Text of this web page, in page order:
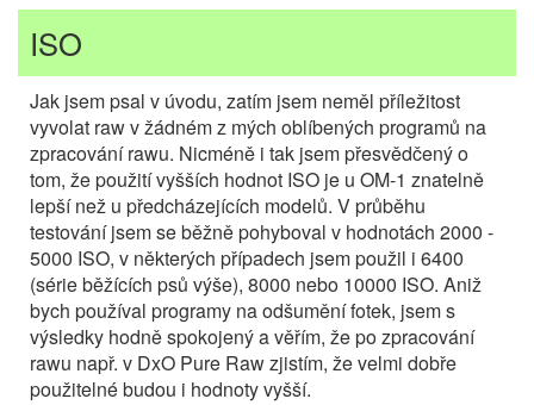
ISO
Jak jsem psal v úvodu, zatím jsem neměl příležitost
vyvolat raw v žádném z mých oblíbených programů na
zpracování rawu. Nicméně i tak jsem přesvědčený o
tom, že použití vyšších hodnot ISO je u OM-1 znatelně
lepší než u předcházejících modelů. V průběhu
testování jsem se běžně pohyboval v hodnotách 2000 -
5000 ISO, v některých případech jsem použil i 6400
(série běžících psů výše), 8000 nebo 10000 ISO. Aniž
bych používal programy na odšumění fotek, jsem s
výsledky hodně spokojený a věřím, že po zpracování
rawu např. v DxO Pure Raw zjistím, že velmi dobře
použitelné budou i hodnoty vyšší.